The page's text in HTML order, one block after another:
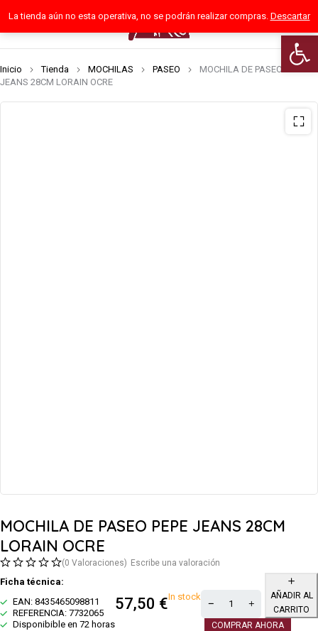
Abrir
La tienda aún no esta operativa, no se podrán realizar compras. Descartar
0
Inicio Tienda MOCHILAS PASEO
MOCHILA DE PASEO PEPE
JEANS 28CM LORAIN OCRE
MOCHILA DE PASEO PEPE JEANS 28CM
LORAIN OCRE
(0 Valoraciones) Escribe una valoración
Ficha técnica:
EAN: 8435465098811
REFERENCIA: 7732065
Disponibible en 72 horas
57,50 €In stock
AÑADIR AL
CARRITO
COMPRAR AHORA